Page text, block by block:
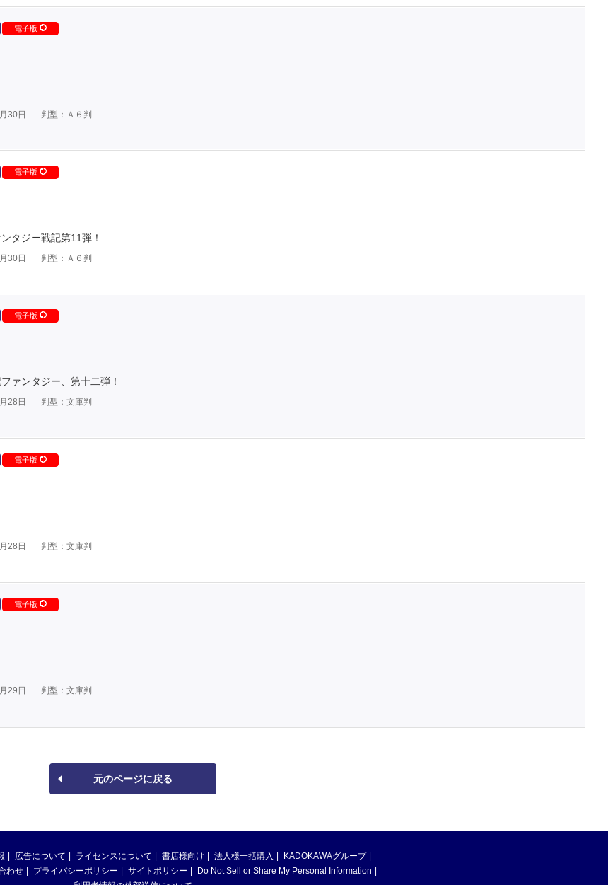
電子版
30日 判型：Ａ６判
電子版
タジー戦記第11弾！
30日 判型：Ａ６判
電子版
ァンタジー、第十二弾！
28日 判型：文庫判
電子版
28日 判型：文庫判
電子版
29日 判型：文庫判
元のページに戻る
広告について ライセンスについて 書店様向け 法人様一括購入
KADOKAWAグループ
わせ プライバシーポリシー サイトポリシー
Do Not Sell or Share My Personal Information